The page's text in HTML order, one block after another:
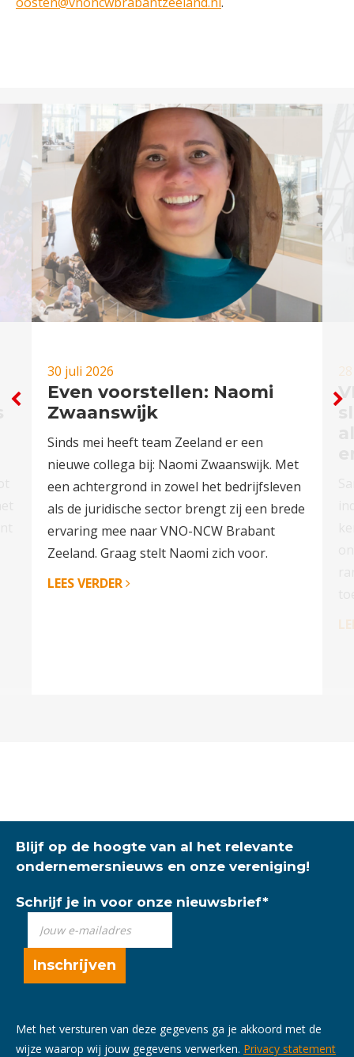
30 juli 2026
Even voorstellen: Naomi
Zwaanswijk
Sinds mei heeft team Zeeland er een
nieuwe collega bij: Naomi Zwaanswijk. Met
een achtergrond in zowel het bedrijfsleven
als de juridische sector brengt zij een brede
ervaring mee naar VNO-NCW Brabant
Zeeland. Graag stelt Naomi zich voor.
LEES VERDER
Blijf op de hoogte van al het relevante
ondernemersnieuws en onze vereniging!
Schrijf je in voor onze nieuwsbrief*
Met het versturen van deze gegevens ga je akkoord met de
wijze waarop wij jouw gegevens verwerken. Privacy statement